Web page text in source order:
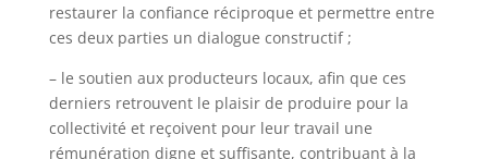
restaurer la confiance réciproque et permettre entre
ces deux parties un dialogue constructif ;
– le soutien aux producteurs locaux, afin que ces
derniers retrouvent le plaisir de produire pour la
collectivité et reçoivent pour leur travail une
rémunération digne et suffisante, contribuant à la